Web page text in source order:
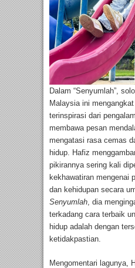
Dalam “Senyumlah”,
Malaysia ini
terinspirasi dari
membawa pesan
mengatasi rasa cemas
hidup. Hafiz
pikirannya sering kali
kekhawatiran mengenai
dan kehidupan secara
Senyumlah, dia
terkadang cara terbaik
hidup adalah dengan
ketidakpastian.
Mengomentari lagunya,